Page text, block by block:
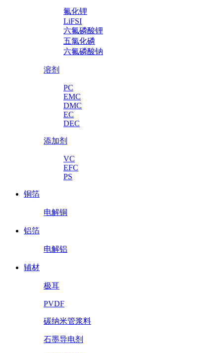
氟化锂
LiFSI
六氟磷酸锂
五氯化磷
六氟磷酸钠
溶剂
PC
EMC
DMC
EC
DEC
添加剂
VC
EFC
PS
铜箔
电解铜
铝箔
电解铝
辅材
极耳
PVDF
碳纳米管浆料
石墨导电剂